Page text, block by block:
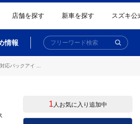
店舗を探す 新車を探す スズキ公
情報
バックアイ ...
1人お気に入り追加中